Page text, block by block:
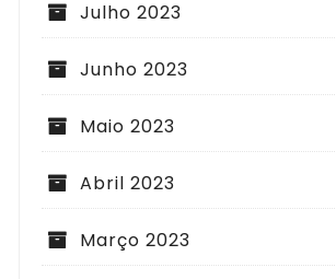
Julho 2023
Junho 2023
Maio 2023
Abril 2023
Março 2023